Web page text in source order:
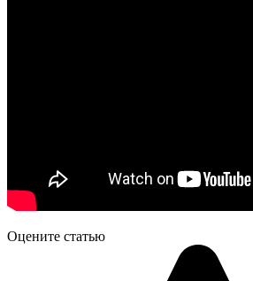
Оцените статью